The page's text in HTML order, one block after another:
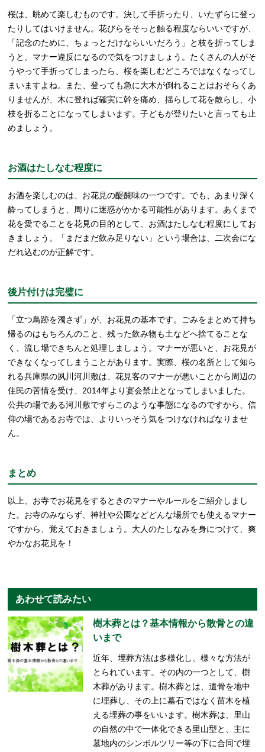
桜は、眺めて楽しむものです。決して手折ったり、いたずらに登っ
たりしてはいけません。花びらをそっと触る程度ならいいですが、
「記念のために、ちょっとだけならいいだろう」と枝を折ってしま
うと、マナー違反になるので気をつけましょう。たくさんの人がそ
うやって手折ってしまったら、桜を楽しむどころではなくなってし
まいますよね。また、登っても急に大木が倒れることはおそらくあ
りませんが、木に登れば確実に幹を痛め、揺らして花を散らし、小
枝を折ることになってしまいます。子どもが登りたいと言っても止
めましょう。
お酒はたしなむ程度に
お酒を楽しむのは、お花見の醍醐味の一つです。でも、あまり深く
酔ってしまうと、周りに迷惑がかかる可能性があります。あくまで
花を愛でることを花見の目的として、お酒はたしなむ程度にしてお
きましょう。「まだまだ飲み足りない」という場合は、二次会にな
だれ込むのが正解です。
後片付けは完璧に
「立つ鳥跡を濁さず」が、お花見の基本です。ごみをまとめて持ち
帰るのはもちろんのこと、残った飲み物も土などへ捨てることな
く、流し場できちんと処理しましょう。マナーが悪いと、お花見が
できなくなってしまうことがあります。実際、桜の名所として知ら
れる兵庫県の夙川河川敷は、花見客のマナーが悪いことから周辺の
住民の苦情を受け、2014年より宴会禁止となってしまいました。
公共の場である河川敷ですらこのような事態になるのですから、信
仰の場であるお寺では、よりいっそう気をつけなければなりませ
ん。
まとめ
以上、お寺でお花見をするときのマナーやルールをご紹介しまし
た。お寺のみならず、神社や公園などどんな場所でも使えるマナー
ですから、覚えておきましょう。大人のたしなみを身につけて、爽
やかなお花見を！
あわせて読みたい
樹木葬とは？基本情報から散骨との違
いまで
近年、埋葬方法は多様化し、様々な方法が
とられています。その内の一つとして、樹
木葬があります。樹木葬とは、遺骨を地中
に埋葬し、その上に墓石ではなく苗木を植
える埋葬の事をいいます。樹木葬は、里山
の自然の中で一体化できる里山型と、主に
墓地内のシンボルツリー等の下に合同で埋